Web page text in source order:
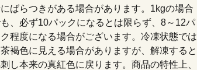
ばらつきがある場合があります。1kgの場合
、必ず10パックになるとは限らず、8～12パ
ク程度になる場合がございます。冷凍状態では
褐色に見える場合がありますが、解凍すると
し本来の真紅色に戻ります。商品の特性上、